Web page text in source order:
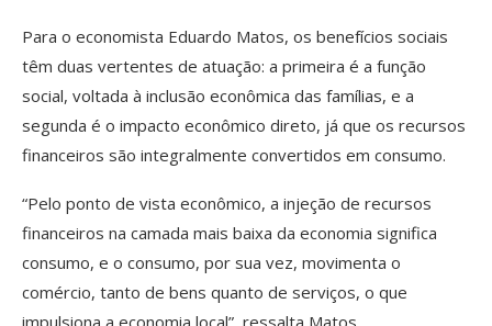
Para o economista Eduardo Matos, os benefícios sociais
têm duas vertentes de atuação: a primeira é a função
social, voltada à inclusão econômica das famílias, e a
segunda é o impacto econômico direto, já que os recursos
financeiros são integralmente convertidos em consumo.
“Pelo ponto de vista econômico, a injeção de recursos
financeiros na camada mais baixa da economia significa
consumo, e o consumo, por sua vez, movimenta o
comércio, tanto de bens quanto de serviços, o que
impulsiona a economia local”, ressalta Matos.